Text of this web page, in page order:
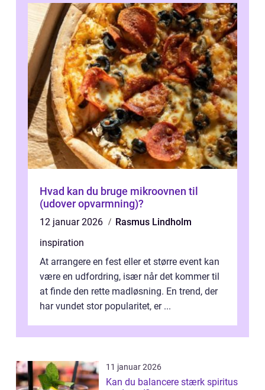
Hvad kan du bruge mikroovnen til
(udover opvarmning)?
12 januar 2026
Rasmus Lindholm
inspiration
At arrangere en fest eller et større event kan
være en udfordring, især når det kommer til
at finde den rette madløsning. En trend, der
har vundet stor popularitet, er ...
11 januar 2026
Kan du balancere stærk spiritus